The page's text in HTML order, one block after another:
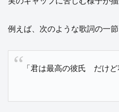
例えば、次のような歌詞の一節
「君は最高の彼氏 だけど